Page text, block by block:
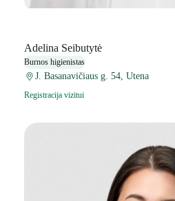
Adelina Seibutytė
Burnos higienistas
J. Basanavičiaus g. 54, Utena
Registracija vizitui